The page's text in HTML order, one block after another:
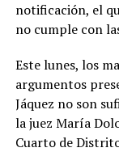
notificación, el
no cumple con
Este lunes, los
argumentos
Jáquez no son
la juez María
Cuarto de